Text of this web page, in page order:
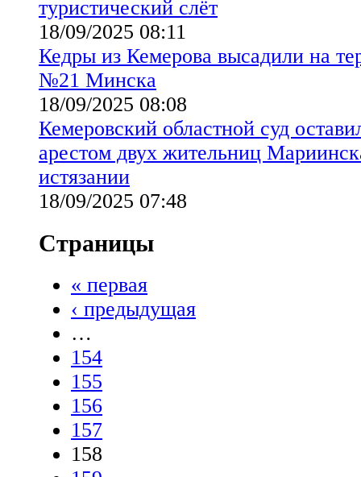
туристический слёт
18/09/2025 08:11
Кедры из Кемерова высадили на
№21 Минска
18/09/2025 08:08
Кемеровский областной суд
арестом двух жительниц
истязании
18/09/2025 07:48
Страницы
« первая
‹ предыдущая
…
154
155
156
157
158